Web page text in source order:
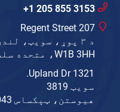
+1 205 855 3153
207 Regent Street
د ۳ پوړ، سویټ، لندن
W1B 3HH، متحده سلطنت
1321 Upland Dr.
سویټ 3819
هیوستن، ټېکساس 77043، متحده ایالات